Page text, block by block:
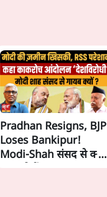
Pradhan Resigns, BJP
Loses Bankipur!
Modi-Shah संसद से क्यों